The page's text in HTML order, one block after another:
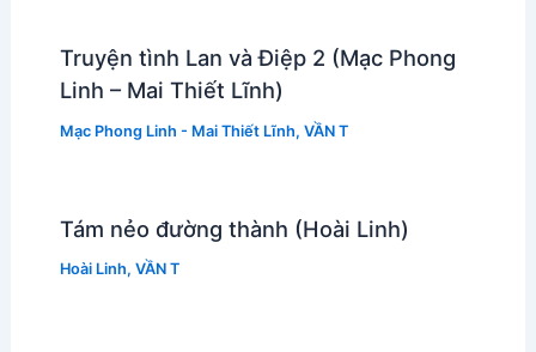
Truyện tình Lan và Điệp 2 (Mạc Phong
Linh – Mai Thiết Lĩnh)
Mạc Phong Linh - Mai Thiết Lĩnh, VẦN T
Tám nẻo đường thành (Hoài Linh)
Hoài Linh, VẦN T